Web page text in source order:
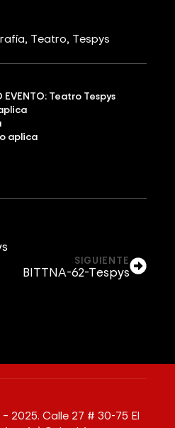
Teatro Tespys
EVENTO: Teatro Tespys
aplica
SIGUIENTE
BITTNA-62-Tespys
2025. Calle 27 # 30-75 El